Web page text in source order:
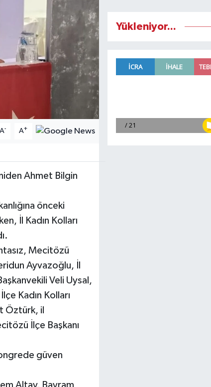
A- A+
Ahmet Bilgin
önceki
İl Kadın Kolları
Mecitözü
Ayvazoğlu, İl
Veli Uysal,
Kadın Kolları
Öztürk, il
İlçe Başkanı
güven
Altay, Bayram
Yükleniyor...